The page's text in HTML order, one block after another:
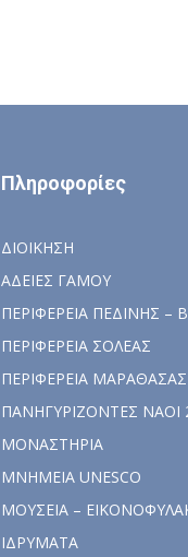
Πληροφορίες
ΔΙΟΙΚΗΣΗ
ΑΔΕΙΕΣ ΓΑΜΟΥ
ΠΕΡΙΦΕΡΕΙΑ ΠΕΔΙΝΗΣ –
ΠΕΡΙΦΕΡΕΙΑ ΣΟΛΕΑΣ
ΠΕΡΙΦΕΡΕΙΑ ΜΑΡΑΘΑΣΑΣ
ΠΑΝΗΓΥΡΙΖΟΝΤΕΣ ΝΑΟΙ
ΜΟΝΑΣΤΗΡΙΑ
ΜΝΗΜΕΙΑ UNESCO
ΜΟΥΣΕΙΑ –
ΙΔΡΥΜΑΤΑ